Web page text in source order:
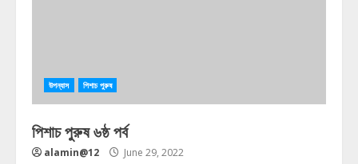
উপন্যাস পিশাচ পুরুষ
পিশাচ পুরুষ ৬ষ্ঠ পর্ব
alamin@12 June 29, 2022